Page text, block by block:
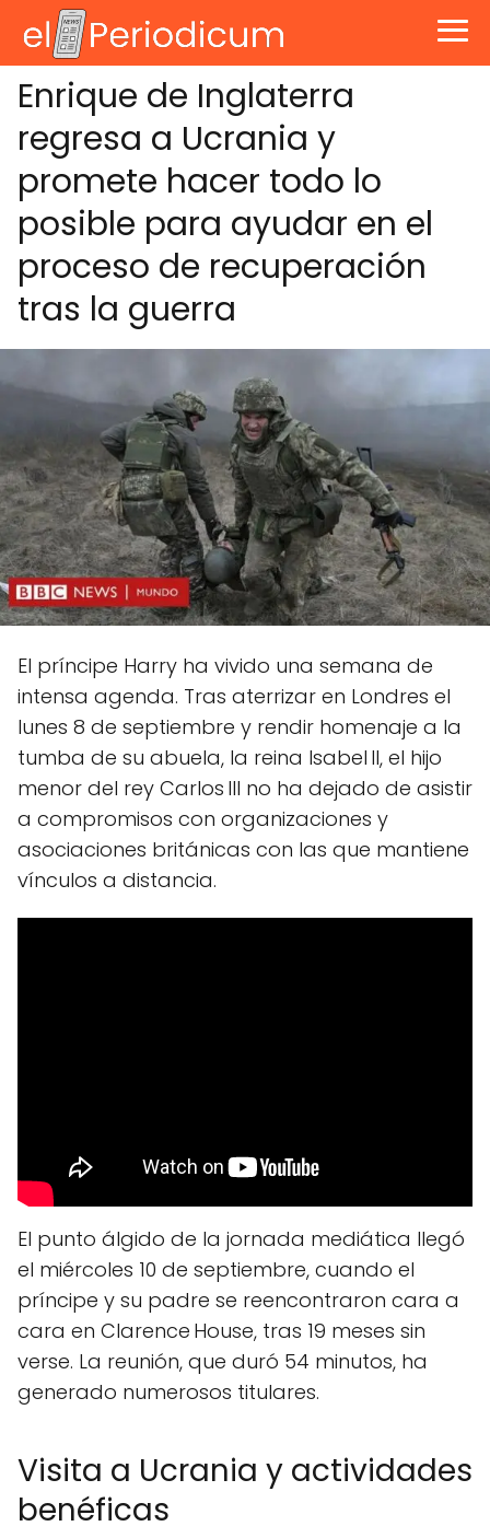
Enrique de Inglaterra
regresa a Ucrania y
promete hacer todo lo
posible para ayudar en el
proceso de recuperación
tras la guerra
El príncipe Harry ha vivido una semana de
intensa agenda. Tras aterrizar en Londres el
lunes 8 de septiembre y rendir homenaje a la
tumba de su abuela, la reina Isabel II, el hijo
menor del rey Carlos III no ha dejado de asistir
a compromisos con organizaciones y
asociaciones británicas con las que mantiene
vínculos a distancia.
El punto álgido de la jornada mediática llegó
el miércoles 10 de septiembre, cuando el
príncipe y su padre se reencontraron cara a
cara en Clarence House, tras 19 meses sin
verse. La reunión, que duró 54 minutos, ha
generado numerosos titulares.
Visita a Ucrania y actividades
benéficas